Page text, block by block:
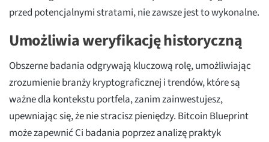
przed potencjalnymi stratami, nie zawsze jest to wykonalne.
Umożliwia weryfikację historyczną
Obszerne badania odgrywają kluczową rolę, umożliwiając
zrozumienie branży kryptograficznej i trendów, które są
ważne dla kontekstu portfela, zanim zainwestujesz,
upewniając się, że nie stracisz pieniędzy. Bitcoin Blueprint
może zapewnić Ci badania poprzez analizę praktyk